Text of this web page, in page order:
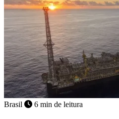
Brasil 6 min de leitura